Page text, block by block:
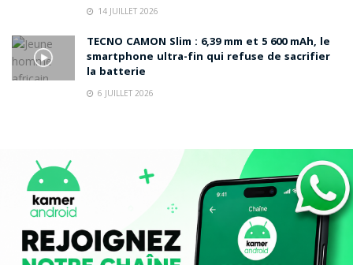
14 JUILLET 2026
TECNO CAMON Slim : 6,39 mm et 5 600 mAh, le
smartphone ultra-fin qui refuse de sacrifier
la batterie
6 JUILLET 2026